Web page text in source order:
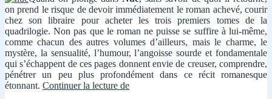
on prend le risque de devoir immédiatement le roman achevé, courir
chez son libraire pour acheter les trois premiers tomes de la
quadrilogie. Non pas que le roman ne puisse se suffire à lui-même,
comme chacun des autres volumes d’ailleurs, mais le charme, le
mystère, la sensualité, l’humour, l’angoisse sourde et fondamentale
qui s’échappent de ces pages donnent envie de creuser, comprendre,
pénétrer un peu plus profondément dans ce récit romanesque
étonnant. Continuer la lecture deChronique